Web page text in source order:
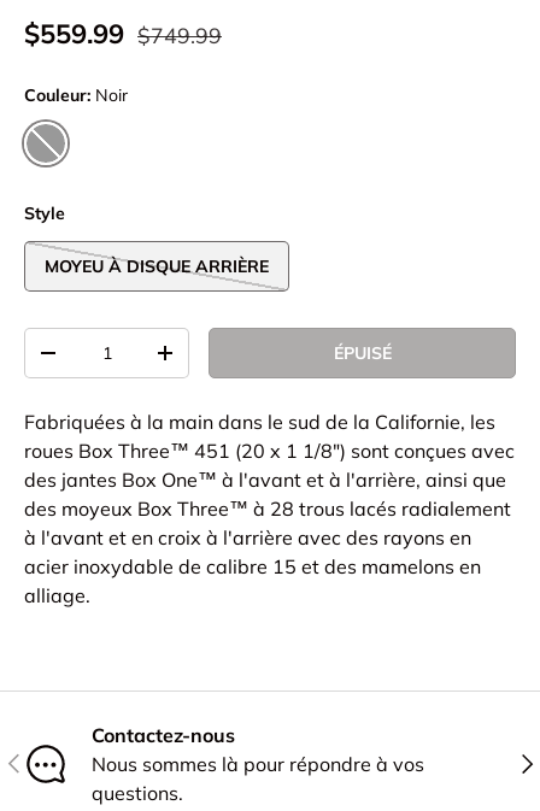
$559.99 $749.99
Couleur: Noir
NOIR
Style
MOYEU À DISQUE ARRIÈRE
-
+ ÉPUISÉ
Fabriquées à la main dans le sud de la Californie, les
roues Box Three™ 451 (20 x 1 1/8") sont conçues avec
des jantes Box One™ à l'avant et à l'arrière, ainsi que
des moyeux Box Three™ à 28 trous lacés radialement
à l'avant et en croix à l'arrière avec des rayons en
acier inoxydable de calibre 15 et des mamelons en
alliage.
PRÉCÉDENT
Contactez-nous
Nous sommes là pour répondre à vos
questions.